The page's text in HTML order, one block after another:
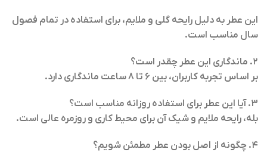
این عطر به دلیل رایحه گلی و ملایم، برای استفاده در تمام فصول
سال مناسب است.
۲. ماندگاری این عطر چقدر است؟
بر اساس تجربه کاربران، بین ۶ تا ۸ ساعت ماندگاری دارد.
۳. آیا این عطر برای استفاده روزانه مناسب است؟
بله، رایحه ملایم و شیک آن برای محیط کاری و روزمره عالی است.
۴. چگونه از اصل بودن عطر مطمئن شویم؟